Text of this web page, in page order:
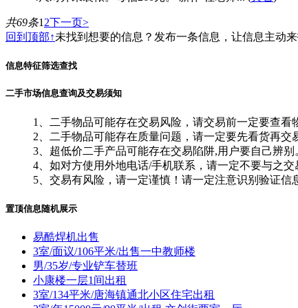
共69条1 2下一页>
回到顶部↑未找到想要的信息？发布一条信息，让信息主动
信息特征筛选查找
二手市场信息查询及交易须知
1、二手物品可能存在交易风险，请交易前一定要查看
2、二手物品可能存在质量问题，请一定要先看货再交
3、超低价二手产品可能存在交易陷阱,用户要自己辨
4、如对方使用外地电话/手机联系，请一定不要与之交
5、交易有风险，请一定谨慎！请一定注意识别验证
置顶信息随机展示
易酷焊机出售
3室/面议/106平米/出售一中教师楼
男/35岁/专业铲车替班
小康楼一层1间出租
3室/134平米/唐海镇通北小区住宅出租